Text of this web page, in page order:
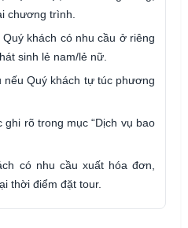
chương trình.
khách có nhu cầu ở riêng
sinh lẻ nam/lẻ nữ.
nếu Quý khách tự túc phương
rõ trong mục “Dịch vụ bao
có nhu cầu xuất hóa đơn,
thời điểm đặt tour.